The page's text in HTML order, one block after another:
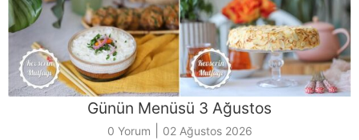
Günün Menüsü 3 Ağustos
0 Yorum 02 Ağustos 2026